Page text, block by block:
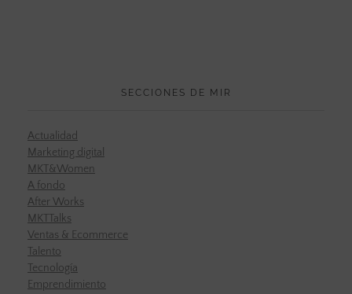
SECCIONES DE MIR
Actualidad
Marketing digital
MKT&Women
A fondo
After Works
MKTTalks
Ventas & Ecommerce
Talento
Tecnología
Emprendimiento